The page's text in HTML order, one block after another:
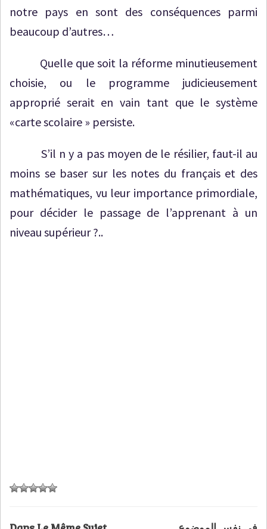
notre pays en sont des conséquences parmi
beaucoup d’autres…
Quelle que soit la réforme minutieusement
choisie, ou le programme judicieusement
approprié serait en vain tant que le système
«carte scolaire » persiste.
S’il n y a pas moyen de le résilier, faut-il au
moins se baser sur les notes du français et des
mathématiques, vu leur importance primordiale,
pour décider le passage de l’apprenant à un
niveau supérieur ?..